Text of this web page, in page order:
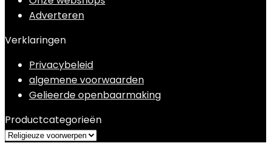
Adverteren
Verklaringen
Privacybeleid
algemene voorwaarden
Gelieerde openbaarmaking
Productcategorieën